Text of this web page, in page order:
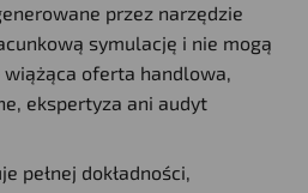
przez narzędzie
symulację i nie mogą
oferta handlowa,
ekspertyza ani audyt
pełnej dokładności,